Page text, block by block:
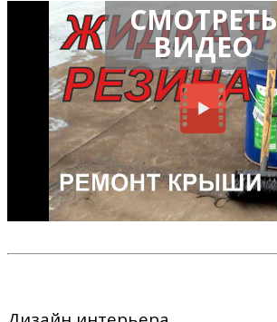
СМОТРЕТЬ
ВИДЕО